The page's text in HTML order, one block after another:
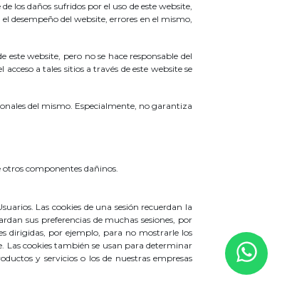
los daños sufridos por el uso de este website,
desempeño del website, errores en el mismo,
este website, pero no se hace responsable del
a tales sitios a través de este website se
del mismo. Especialmente, no garantiza
otros componentes dañinos.
Las cookies de una sesión recuerdan la
sus preferencias de muchas sesiones, por
dirigidas, por ejemplo, para no mostrarle los
Las cookies también se usan para determinar
y servicios o los de nuestras empresas